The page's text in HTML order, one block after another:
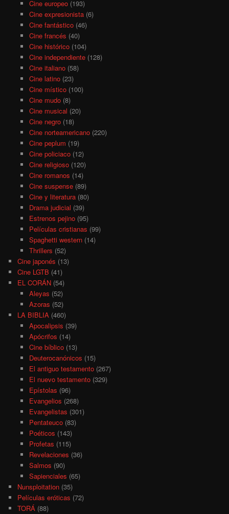
Cine europeo(193)
Cine expresionista(6)
Cine fantástico(46)
Cine francés (40)
Cine histórico(104)
Cine independiente(128)
Cine italiano(58)
Cine latino(23)
Cine místico(100)
Cine mudo(8)
Cine musical (20)
Cine negro(18)
Cine norteamericano(220)
Cine peplum (19)
Cine policiaco(12)
Cine religioso(120)
Cine romanos (14)
Cine suspense(89)
Cine y literatura(80)
Drama judicial (39)
Estrenos pejino(95)
Películas cristianas (99)
Spaghetti western(14)
Thrillers (52)
Cine japonés (13)
Cine LGTB (41)
EL CORÁN (54)
Aleyas (52)
Azoras (52)
LA BIBLIA (460)
Apocalipsis (39)
Apócrifos (14)
Cine bíblico(13)
Deuterocanónicos (15)
El antiguo testamento(267)
El nuevo testamento(329)
Epístolas (96)
Evangelios (268)
Evangelistas (301)
Pentateuco(83)
Poéticos (143)
Profetas (115)
Revelaciones (36)
Salmos (90)
Sapienciales (65)
Nunsploitation (35)
Películas eróticas (72)
TORÁ (88)